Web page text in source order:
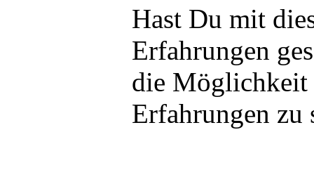
Hast Du mit
Erfahrungen
die Möglichkeit
Erfahrungen zu